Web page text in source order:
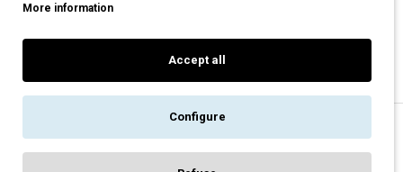
Portwest
Exena
More information
Accept all
Configure